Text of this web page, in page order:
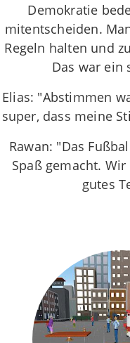
Demokratie
mitentscheiden.
Regeln halten und
Das war ein
Elias: "Abstimmen
super, dass meine
Rawan: "Das
Spaß gemacht.
gutes